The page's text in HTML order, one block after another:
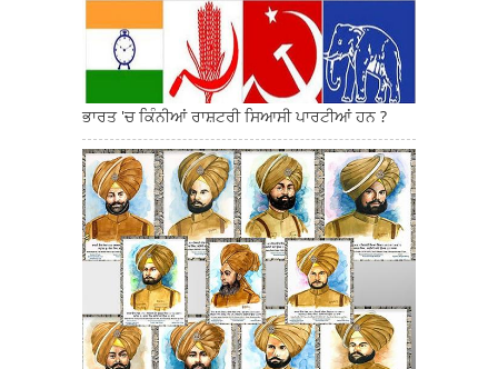
ਭਾਰਤ 'ਚ ਕਿੰਨੀਆਂ ਰਾਸ਼ਟਰੀ ਸਿਆਸੀ ਪਾਰਟੀਆਂ ਹਨ ?